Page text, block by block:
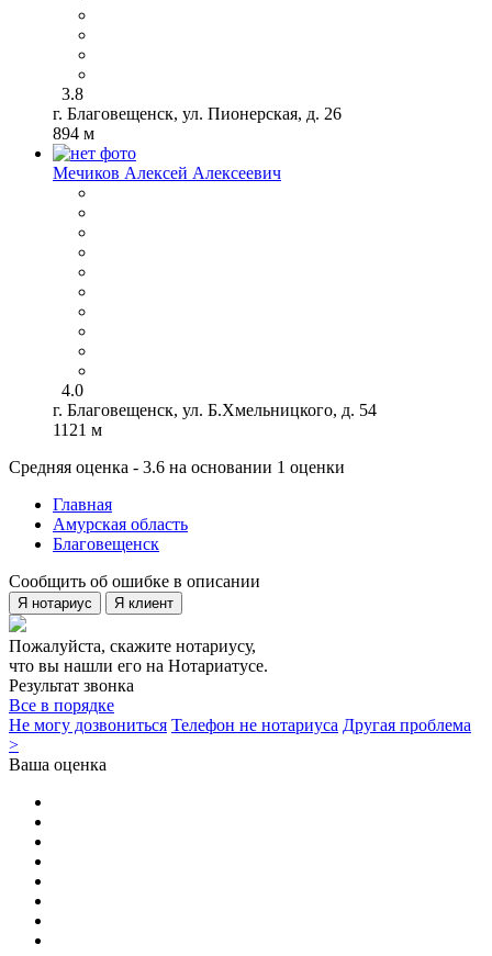
3.8
г. Благовещенск, ул. Пионерская, д. 26
894 м
Мечиков Алексей Алексеевич
4.0
г. Благовещенск, ул. Б.Хмельницкого, д. 54
1121 м
Средняя оценка - 3.6 на основании 1 оценки
Главная
Амурская область
Благовещенск
Сообщить об ошибке в описании
Я нотариус Я клиент
Пожалуйста, скажите нотариусу,
что вы нашли его на Нотариатусе.
Результат звонка
Все в порядке
Не могу дозвониться Телефон не нотариуса Другая проблема
>
Ваша оценка